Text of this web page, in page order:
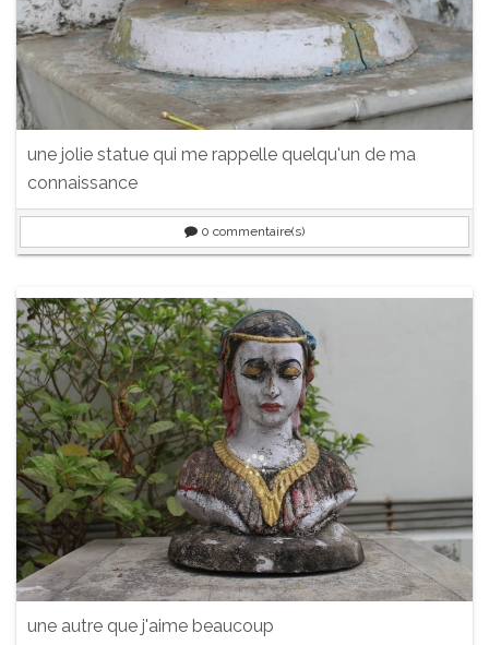
une jolie statue qui me rappelle quelqu'un de ma
connaissance
0 commentaire(s)
une autre que j'aime beaucoup